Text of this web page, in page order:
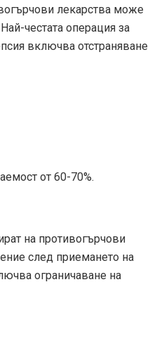
лекарства може
честата операция за
включва отстраняване
от 60-70%.
на противогърчови
след приемането на
ограничаване на